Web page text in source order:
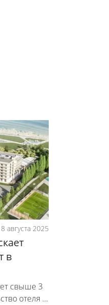
8 августа 2025
в
свыше 3
отеля в